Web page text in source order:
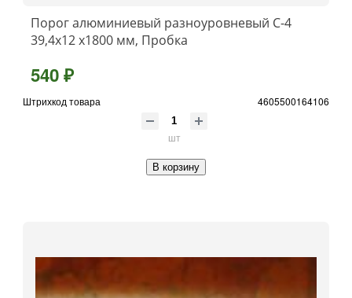
Порог алюминиевый разноуровневый C-4
39,4x12 x1800 мм, Пробка
540 ₽
Штрихкод товара 4605500164106
шт
В корзину